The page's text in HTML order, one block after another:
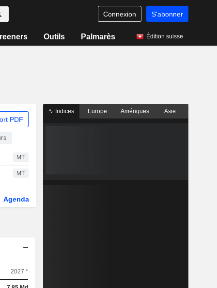
Connexion S'abonner
Outils Palmarès Édition suisse
PDF
MT
MT
Agenda
2027 *
Indices Europe Amériques Asie